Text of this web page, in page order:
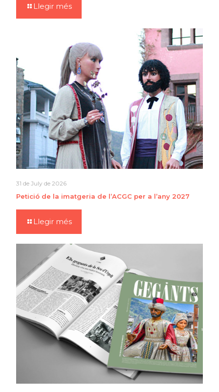
Llegir més
31 de July de 2026
Petició de la imatgeria de l’ACGC per a l’any 2027
Llegir més